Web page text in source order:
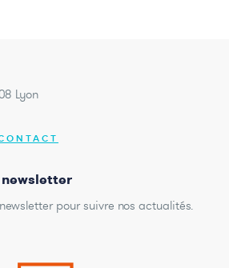
Lyon
pour suivre nos actualités.